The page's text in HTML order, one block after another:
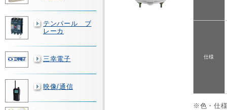
テンパール ブ
レーカ
三幸電子
映像/通信
仕様
※色・仕